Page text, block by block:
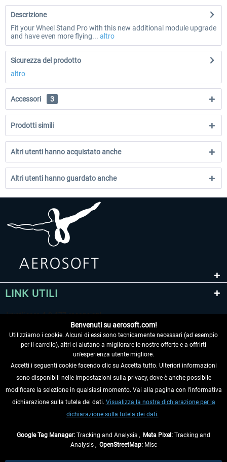
Descrizione
Fit your Wheel Stand Pro with this new additional module upgrade
and have even more flying... altro
Sicurezza del prodotto
altro
Accessori 3
Prodotti simili
Altri utenti hanno acquistato anche
Altri utenti hanno guardato anche
LINK UTILI
RECEDERE DAL CONTRATTO
INFORMAZIONI
Benvenuti su aerosoft.com!
Utilizziamo i cookie. Alcuni di essi sono tecnicamente necessari (ad esempio
per il carrello), altri ci aiutano a migliorare le nostre offerte e a offrirti
un'esperienza utente migliore.
Accetti i seguenti cookie facendo clic su Accetta tutto. Ulteriori informazioni
sono disponibili nelle impostazioni sulla privacy, dove è anche possibile
modificare la selezione in qualsiasi momento. Vai alla pagina con l'informativa
dichiarazione sulla tutela dei dati. Visualizza la nostra dichiarazione per la
dichiarazione sulla tutela dei dati.
Google Tag Manager: Tracking and Analysis , Meta Pixel: Tracking and
Analysis , OpenStreetMap:Misc